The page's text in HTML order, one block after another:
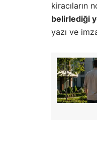
kiracıların
belirlediği
yazı ve